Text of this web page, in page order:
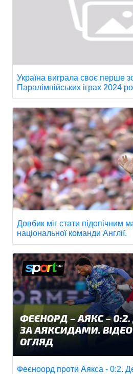
Україна виграла своє перше
Паралімпійських іграх 2024
Довбик міг стати підопічним
національної команди Англії.
Феєноорд проти Аякса - 0:2.